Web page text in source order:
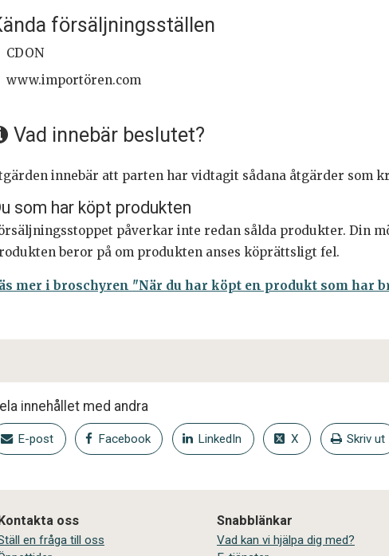
försäljningsställen
CDON
www.importören.com
Vad innebär beslutet?
innebär att parten har vidtagit sådana åtgärder som
som har köpt produkten
påverkar inte redan sålda produkter. Din
beror på om produkten anses köprättsligt fel.
mer i broschyren "När du har köpt en produkt som har
innehållet med andra
E-post Facebook LinkedIn X Skriv ut
Kontakta oss
en fråga till oss
Snabblänkar
Vad kan vi hjälpa dig med?